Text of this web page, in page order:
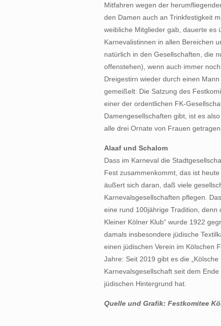
Mitfahren wegen der
den Damen auch an Trinkfestigkeit
weibliche Mitglieder gab, dauerte es
Karnevalistinnen in allen Bereichen
natürlich in den Gesellschaften, die
offenstehen), wenn auch immer
Dreigestirn wieder durch einen
gemeißelt: Die Satzung des
einer der ordentlichen FK-
Damengesellschaften gibt, ist es
alle drei Ornate von Frauen
Alaaf und Schalom
Dass im Karneval die
Fest zusammenkommt, das ist
äußert sich daran, daß viele
Karnevalsgesellschaften pflegen.
eine rund 100jährige Tradition, denn
Kleiner Kölner Klub“ wurde 1922
damals insbesondere jüdische
einen jüdischen Verein im Kölschen
Jahre: Seit 2019 gibt es die
Karnevalsgesellschaft seit dem
jüdischen Hintergrund hat.
Quelle und Grafik: Festkomitee